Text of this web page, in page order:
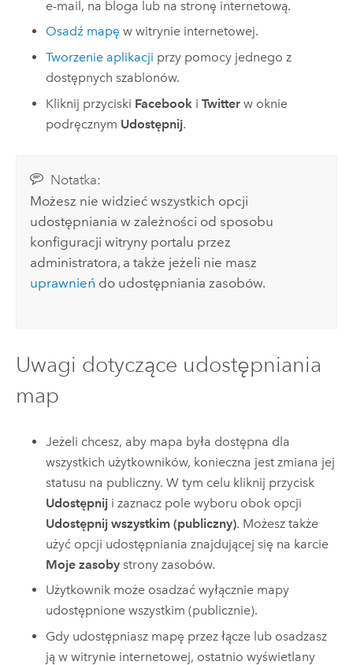
e-mail, na bloga lub na stronę internetową.
Osadź mapęw witrynie internetowej.
Tworzenie aplikacji przy pomocy jednego z
dostępnych szablonów.
Kliknij przyciski Facebook iTwitter w oknie
podręcznym Udostępnij.
Notatka:
Możesz nie widzieć wszystkich opcji
udostępniania w zależności od sposobu
konfiguracji witryny portalu przez
administratora, a także jeżeli nie masz
uprawnień do udostępniania zasobów.
Uwagi dotyczące udostępniania
map
Jeżeli chcesz, aby mapa była dostępna dla
wszystkich użytkowników, konieczna jest zmiana jej
statusu na publiczny. W tym celu kliknij przycisk
Udostępnij i zaznacz pole wyboru obok opcji
Udostępnij wszystkim (publiczny). Możesz także
użyć opcji udostępniania znajdującej się na karcie
Moje zasoby strony zasobów.
Użytkownik może osadzać wyłącznie mapy
udostępnione wszystkim (publicznie).
Gdy udostępniasz mapę przez łącze lub osadzasz
ją w witrynie internetowej, ostatnio wyświetlany